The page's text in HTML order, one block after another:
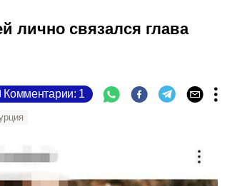
лично связался глава
Комментарии: 1